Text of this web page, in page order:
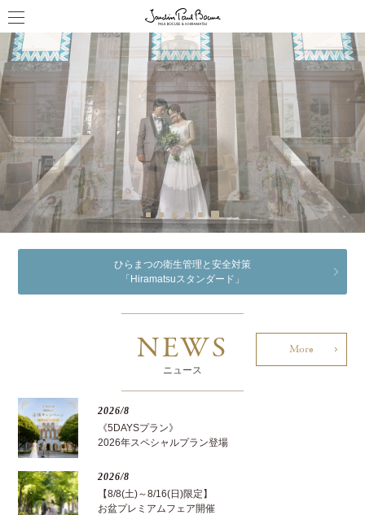
ひらまつの衛生管理と安全対策
「Hiramatsuスタンダード」
NEWS
ニュース
More
2026/8
《5DAYSプラン》
2026年スペシャルプラン登場
2026/8
【8/8(土)～8/16(日)限定】
お盆プレミアムフェア開催